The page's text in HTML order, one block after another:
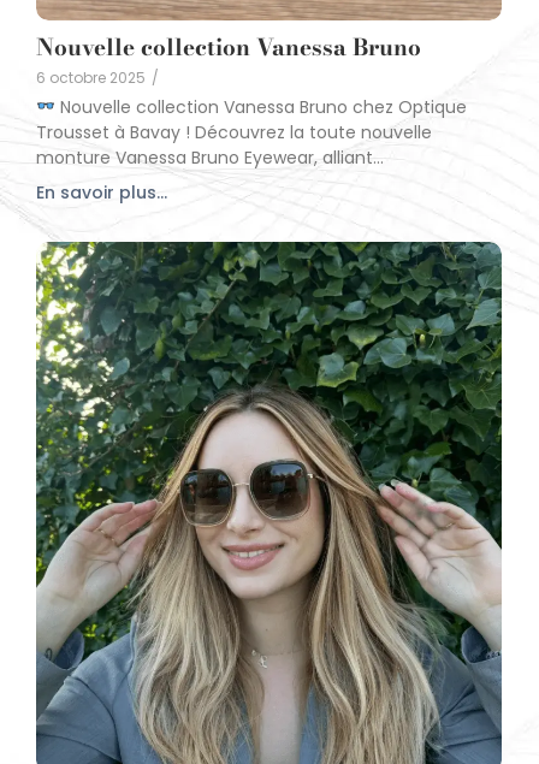
Nouvelle collection Vanessa Bruno
6 octobre 2025 /
Nouvelle collection Vanessa Bruno chez Optique
Trousset à Bavay ! Découvrez la toute nouvelle
monture Vanessa Bruno Eyewear, alliant...
En savoir plus...